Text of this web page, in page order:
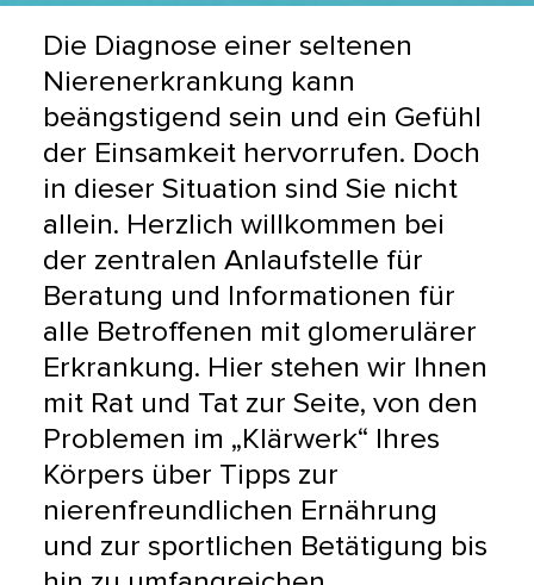
Die Diagnose einer seltenen
Nierenerkrankung kann
beängstigend sein und ein Gefühl
der Einsamkeit hervorrufen. Doch
in dieser Situation sind Sie nicht
allein. Herzlich willkommen bei
der zentralen Anlaufstelle für
Beratung und Informationen für
alle Betroffenen mit glomerulärer
Erkrankung. Hier stehen wir Ihnen
mit Rat und Tat zur Seite, von den
Problemen im „Klärwerk“ Ihres
Körpers über Tipps zur
nierenfreundlichen Ernährung
und zur sportlichen Betätigung bis